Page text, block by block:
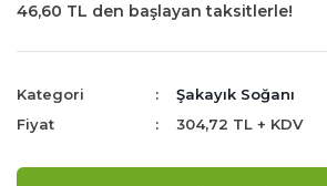
46,60 TL den başlayan taksitlerle!
Kategori
Şakayık Soğanı
Fiyat
304,72 TL + KDV